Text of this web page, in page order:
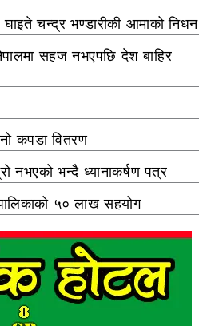
घाइते चन्द्र भण्डारीकी आमाको निधन
सहज नभएपछि देश बाहिर
कपडा वितरण
नभएको भन्दै ध्यानाकर्षण पत्र
५० लाख सहयोग